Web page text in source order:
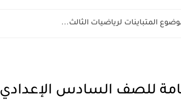
المتباينات لرياضيات الثالث...
للصف السادس الإعدادي